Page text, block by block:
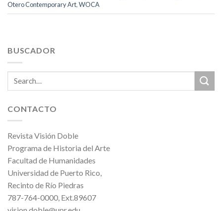
Otero Contemporary Art,WOCA
BUSCADOR
CONTACTO
Revista Visión Doble
Programa de Historia del Arte
Facultad de Humanidades
Universidad de Puerto Rico,
Recinto de Río Piedras
787-764-0000, Ext.89607